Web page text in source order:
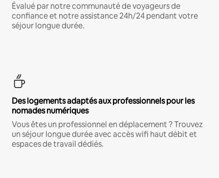
Évalué par notre communauté de voyageurs de
confiance et notre assistance 24h/24 pendant votre
séjour longue durée.
Des logements adaptés aux professionnels pour les
nomades numériques
Vous êtes un professionnel en déplacement ? Trouvez
un séjour longue durée avec accès wifi haut débit et
espaces de travail dédiés.